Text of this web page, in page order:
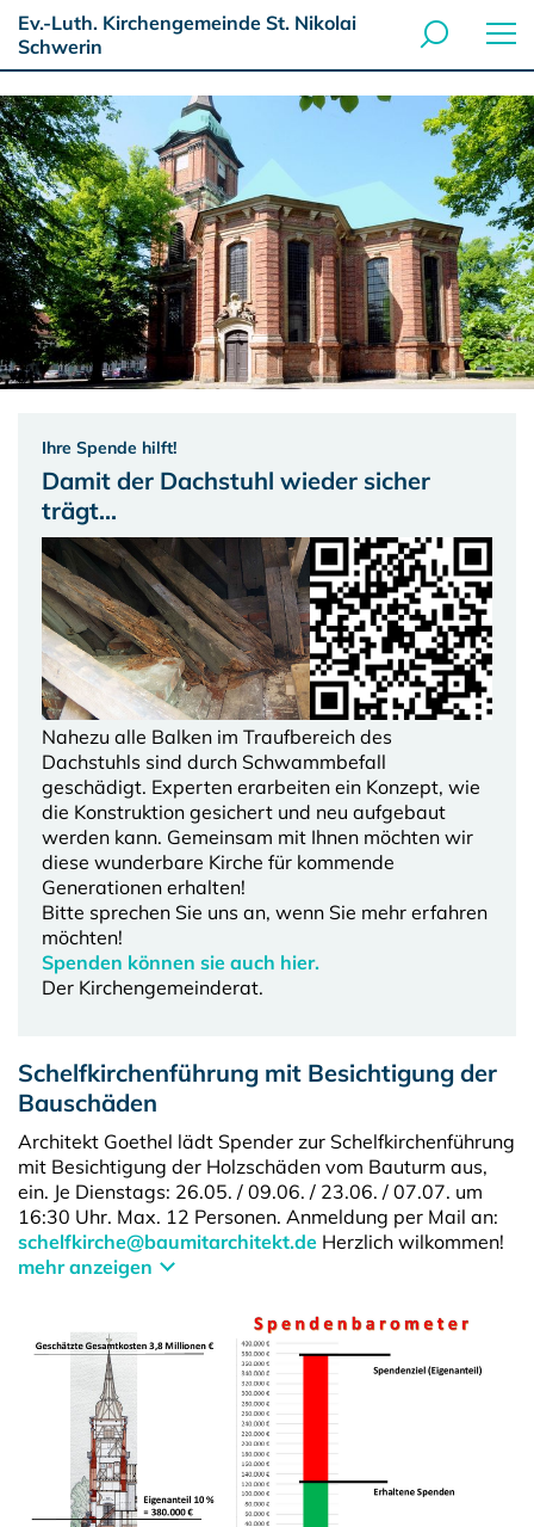
Ev.-Luth. Kirchengemeinde St. Nikolai
Schwerin
Ihre Spende hilft!
Damit der Dachstuhl wieder sicher
trägt...
Nahezu alle Balken im Traufbereich des
Dachstuhls sind durch Schwammbefall
geschädigt. Experten erarbeiten ein Konzept, wie
die Konstruktion gesichert und neu aufgebaut
werden kann. Gemeinsam mit Ihnen möchten wir
diese wunderbare Kirche für kommende
Generationen erhalten!
Bitte sprechen Sie uns an, wenn Sie mehr erfahren
möchten!
Spenden können sie auch hier.
Der Kirchengemeinderat.
Schelfkirchenführung mit Besichtigung der
Bauschäden
Architekt Goethel lädt Spender zur Schelfkirchenführung
mit Besichtigung der Holzschäden vom Bauturm aus,
ein. Je Dienstags: 26.05. / 09.06. / 23.06. / 07.07. um
16:30 Uhr. Max. 12 Personen. Anmeldung per Mail an:
schelfkirche@baumitarchitekt.de Herzlich wilkommen!
mehr anzeigen